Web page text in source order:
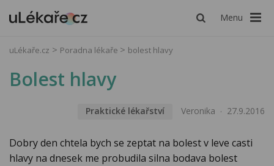
Menu
uLékaře.cz Poradna lékaře bolest hlavy
Bolest hlavy
Praktické lékařství Veronika 27.9.2016
Dobry den chtela bych se zeptat na bolest v leve casti
hlavy na dnesek me probudila silna bodava bolest